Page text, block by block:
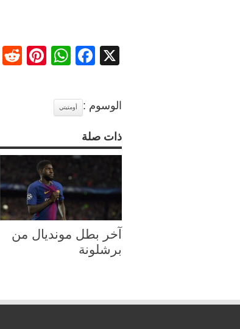
X
الوسوم : أومتيتي
ذات صلة
آخر بطل مونديال من
برشلونة